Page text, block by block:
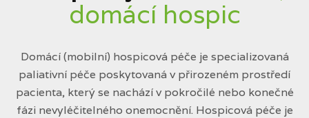
domácí hospic
Domácí (mobilní) hospicová péče je specializovaná
paliativní péče poskytovaná v přirozeném prostředí
pacienta, který se nachází v pokročilé nebo konečné
fázi nevyléčitelného onemocnění. Hospicová péče je